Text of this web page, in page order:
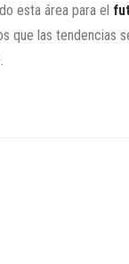
esta área para el
que las tendencias